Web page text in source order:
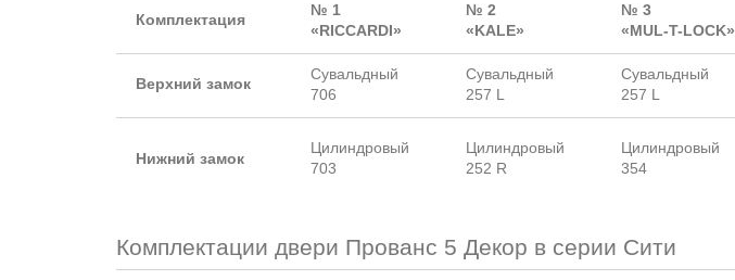
Комплектация
№ 1
«RICCARDI»
№ 2
«KALE»
№ 3
«MUL-T-LOCK»
Верхний замок
Сувальдный
706
Сувальдный
257 L
Сувальдный
257 L
Нижний замок
Цилиндровый
703
Цилиндровый
252 R
Цилиндровый
354
Комплектации двери Прованс 5 Декор в серии Сити